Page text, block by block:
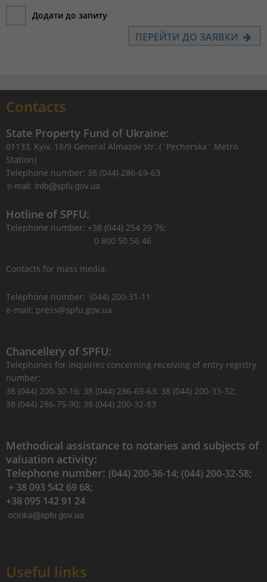
Додати до запиту
ПЕРЕЙТИ ДО ЗАЯВКИ
Contacts
State Property Fund of Ukraine:
01133, Kyiv, 18/9 General Almazov str. (`Pecherska` Metro
Station)
Telephone number: 38 (044) 286-69-63
Hotline of SPFU:
Telephone number: +38 (044) 254 29 76;
0 800 50 56 46
Contacts for mass media:
Telephone number: (044) 200-31-11
e-mail: press@spfu.gov.ua
Chancellery of SPFU:
Telephones for inquiries concerning receiving of entry registry
number:
38 (044) 200-30-16; 38 (044) 286-69-63; 38 (044) 200-33-32;
38 (044) 286-75-90; 38 (044) 200-32-83
Methodical assistance to notaries and subjects of
valuation activity:
Telephone number: (044) 200-36-14; (044) 200-32-58;
+ 38 093 542 69 68;
+38 095 142 91 24
Useful links